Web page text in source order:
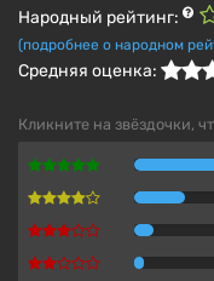
Народный рейтинг:
(подробнее о народном
Средняя оценка:
Кликните на звёздочки,